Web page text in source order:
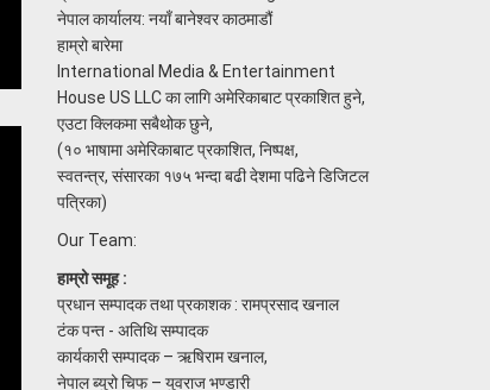
नेपाल कार्यालय: नयाँ बानेश्वर काठमाडौं
हाम्रो बारेमा
International Media & Entertainment
House US LLC का लागि अमेरिकाबाट प्रकाशित हुने,
एउटा क्लिकमा सबैथोक छुने,
(१० भाषामा अमेरिकाबाट प्रकाशित, निष्पक्ष,
स्वतन्त्र, संसारका १७५ भन्दा बढी देशमा पढिने डिजिटल
पत्रिका)
Our Team:
हाम्रो समूह :
प्रधान सम्पादक तथा प्रकाशक : रामप्रसाद खनाल
टंक पन्त - अतिथि सम्पादक
कार्यकारी सम्पादक – ऋषिराम खनाल,
नेपाल ब्युरो चिफ – युवराज भण्डारी